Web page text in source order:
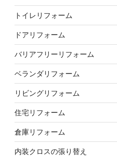
トイレリフォーム
ドアリフォーム
バリアフリーリフォーム
ベランダリフォーム
リビングリフォーム
住宅リフォーム
倉庫リフォーム
内装クロスの張り替え